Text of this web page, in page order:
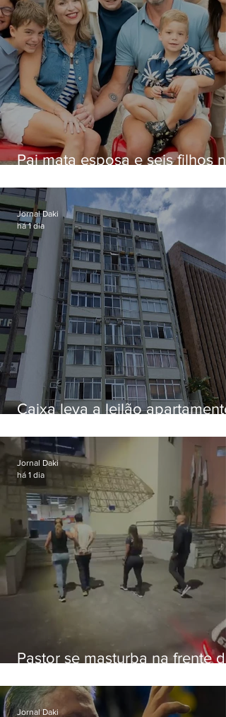
Pai mata esposa e seis filhos
Caixa leva a leilão apartamento
Botafogo
Jornal Daki
há 1 dia
Pastor se masturba na frente de
Jornal Daki
há 1 dia
Jornal Daki